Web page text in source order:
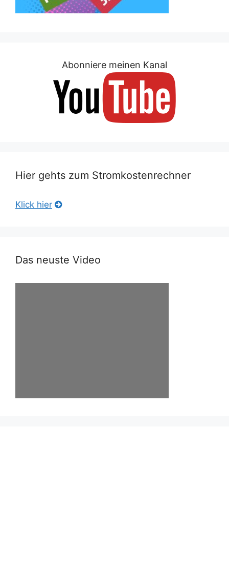
Abonniere meinen Kanal
Hier gehts zum Stromkostenrechner
Klick hier
Das neuste Video